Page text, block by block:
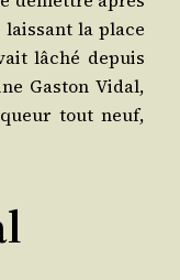
la place
lâché depuis
Gas­ton Vidal,
tout neuf,